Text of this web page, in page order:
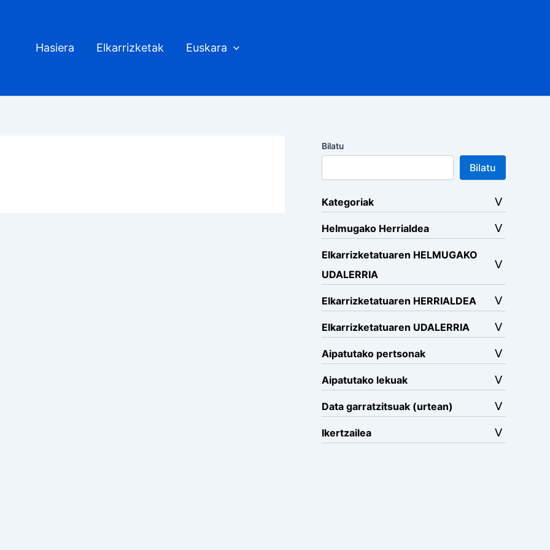
Hasiera Elkarrizketak Euskara
Bilatu
Bilatu
Kategoriak
Helmugako Herrialdea
Elkarrizketatuaren HELMUGAKO
UDALERRIA
Elkarrizketatuaren HERRIALDEA
Elkarrizketatuaren UDALERRIA
Aipatutako pertsonak
Aipatutako lekuak
Data garratzitsuak (urtean)
Ikertzailea